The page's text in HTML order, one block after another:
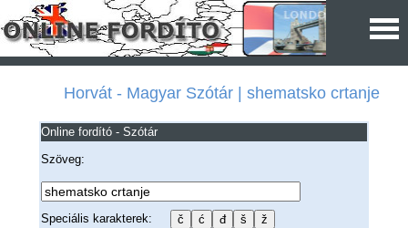
Horvát - Magyar Szótár | shematsko crtanje
Online fordító - Szótár
Szöveg:
Speciális karakterek: